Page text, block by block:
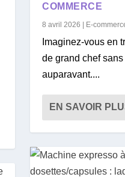
COMMERCE
8 avril 2026 E-
Imaginez-vous en
de grand chef
auparavant....
EN SAVOIR